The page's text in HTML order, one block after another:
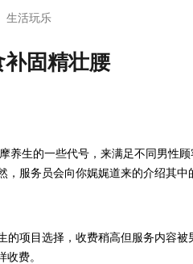
生活玩乐
补固精壮腰
养生的一些代号，来满足不同男性
，服务员会向你娓娓道来的介绍其中
的项目选择，收费稍高但服务内容被
费。